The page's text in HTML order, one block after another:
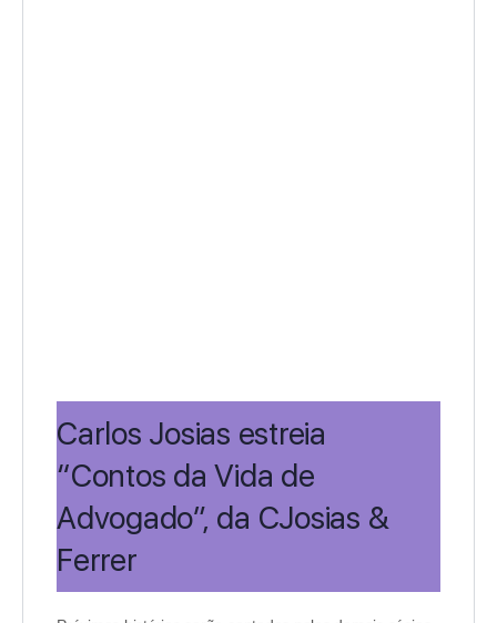
Carlos Josias estreia
“Contos da Vida de
Advogado”, da CJosias &
Ferrer